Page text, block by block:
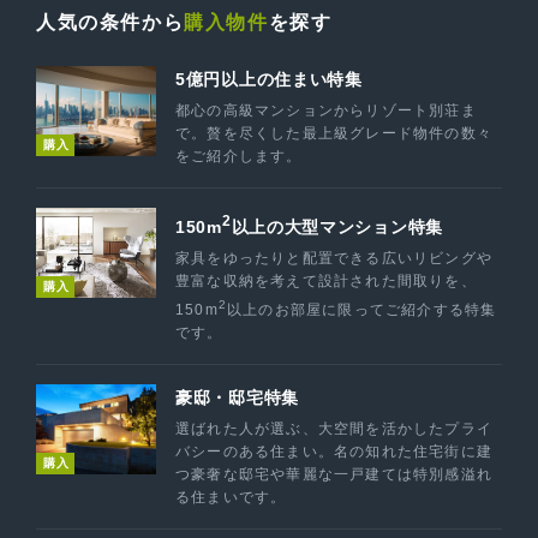
人気の条件から 購入物件を探す
購入
5億円以上の住まい特集
都心の高級マンションからリゾート別荘ま
で。贅を尽くした最上級グレード物件の数々
をご紹介します。
購入
150m2 以上の大型マンション特集
家具をゆったりと配置できる広いリビングや
豊富な収納を考えて設計された間取りを、
150m2 以上のお部屋に限ってご紹介する特集
です。
購入
豪邸・邸宅特集
選ばれた人が選ぶ、大空間を活かしたプライ
バシーのある住まい。名の知れた住宅街に建
つ豪奢な邸宅や華麗な一戸建ては特別感溢れ
る住まいです。